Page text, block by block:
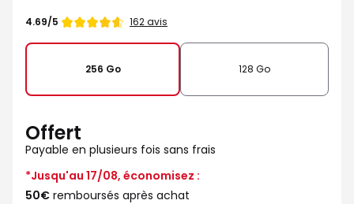
Note
4.69/5 162 avis
256 Go 128 Go
Offert
Payable en plusieurs fois sans frais
*Jusqu'au 17/08, économisez :
50€ remboursés après achat